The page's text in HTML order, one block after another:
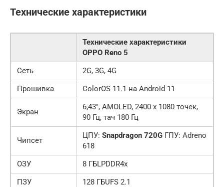
Технические характеристики
Технические характеристики
OPPO Reno 5
Сеть
2G, 3G, 4G
Прошивка
ColorOS 11.1 на Android 11
Экран
6,43″, AMOLED, 2400 x 1080 точек,
90 Гц, тач 180 Гц
Чипсет
ЦПУ: Snapdragon 720G ГПУ: Adreno
618
ОЗУ
8 ГБLPDDR4x
ПЗУ
128 ГБUFS 2.1